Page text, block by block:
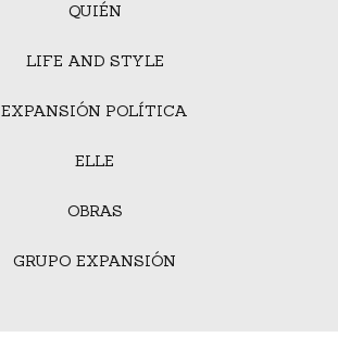
QUIÉN
LIFE AND STYLE
EXPANSIÓN POLÍTICA
ELLE
OBRAS
GRUPO EXPANSIÓN